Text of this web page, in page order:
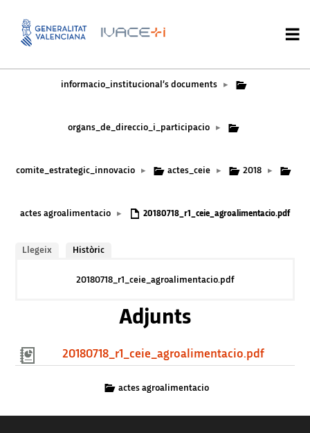
informacio_institucional’s documents ▸
organs_de_direccio_i_participacio ▸
comite_estrategic_innovacio ▸ actes_ceie ▸ 2018 ▸
actes agroalimentacio ▸ 20180718_r1_ceie_agroalimentacio.pdf
Llegeix Històric
20180718_r1_ceie_agroalimentacio.pdf
Adjunts
20180718_r1_ceie_agroalimentacio.pdf
actes agroalimentacio